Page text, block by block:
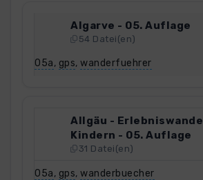
Algarve - 05. Auflage
54 Datei(en)
05a, gps, wanderfuehrer
Allgäu -
Kindern - 05. Auflage
31 Datei(en)
05a, gps, wanderbuecher